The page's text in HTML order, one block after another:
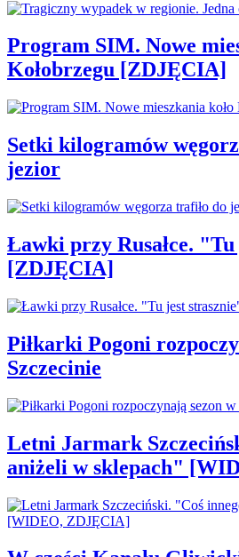
Program SIM. Nowe
Kołobrzegu [ZDJĘCIA]
Setki kilogramów
jezior
Ławki przy Rusałce.
[ZDJĘCIA]
Piłkarki Pogoni
Szczecinie
Letni Jarmark
aniżeli w sklepach"